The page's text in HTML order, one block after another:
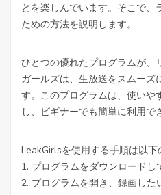
とを楽しんでいます。そこで、
ための方法を説明します。
ひとつの優れたプログラムが、
ガールズは、生放送をスムーズ
す。このプログラムは、使いや
し、ビギナーでも簡単に利用で
LeakGirlsを使用する手順は以下
1. プログラムをダウンロードし
2. プログラムを開き、録画した